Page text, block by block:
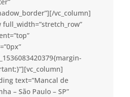
vc_column]
full_width=”stretch_row”
text=”Mancal de
– São Paulo – SP”